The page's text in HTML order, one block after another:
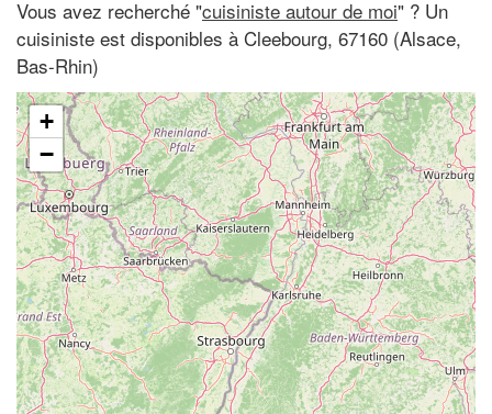
Vous avez recherché "cuisiniste autour de moi" ? Un
cuisiniste est disponibles à Cleebourg, 67160 (Alsace,
Bas-Rhin)
+
−